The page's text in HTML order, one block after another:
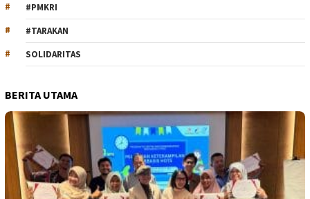
#PMKRI
#TARAKAN
SOLIDARITAS
BERITA UTAMA